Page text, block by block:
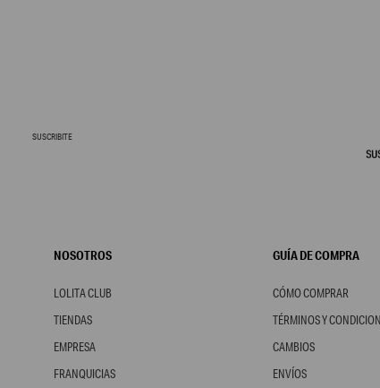
SUSCRIBITE
NOSOTROS
LOLITA CLUB
TIENDAS
EMPRESA
FRANQUICIAS
GUÍA DE COMPRA
CÓMO COMPRAR
TÉRMINOS Y
CAMBIOS
ENVÍOS